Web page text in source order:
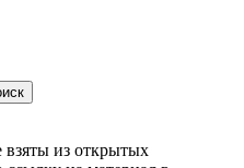
взяты из открытых